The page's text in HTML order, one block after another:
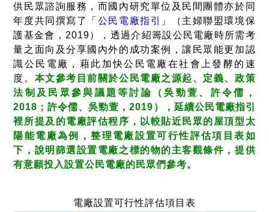
供民眾諮詢服務，而國內研究單位及民間團體亦於同
年度共同撰寫了「 公民電廠指引
」（主婦聯盟環境保
護基金會，2019），透過介紹籌設公民電廠時所需考
量之面向及分享國內外的成功案例，讓民眾能更加認
識公民電廠，藉此加快公民電廠在社會上發酵的速
度。 本文參考目前關於公民電廠之源起、定義、政策
法制及民眾參與議題等討論（吳勁萱、許令儒，
2018；許令儒、吳勁萱，2019），延續公民電廠指引
裡所提及的電廠評估程序，以較貼近民眾的屋頂型太
陽能電廠為例，整理電廠設置可行性評估項目表如
下，說明篩選設置電廠之標的物的主客觀條件，提供
有意願投入設置公民電廠的民眾們參考。
電廠設置可行性評估項目表